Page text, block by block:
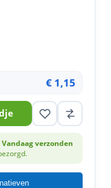
€ 1,15
Vandaag verzonden